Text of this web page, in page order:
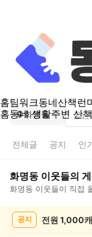
홈팀워크동네산책런
홈동네 생활주변 산책
화명동
전체글 공지 인
화명동 이웃들의
화명동 이웃들이 직접
공지 전원 1,000